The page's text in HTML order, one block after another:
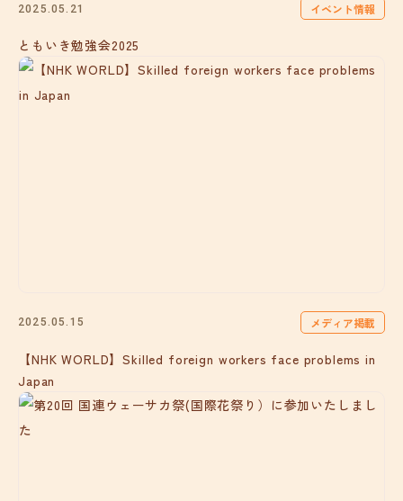
2025.05.21 イベント情報
ともいき勉強会2025
2025.05.15 メディア掲載
【NHK WORLD】Skilled foreign workers face problems in
Japan